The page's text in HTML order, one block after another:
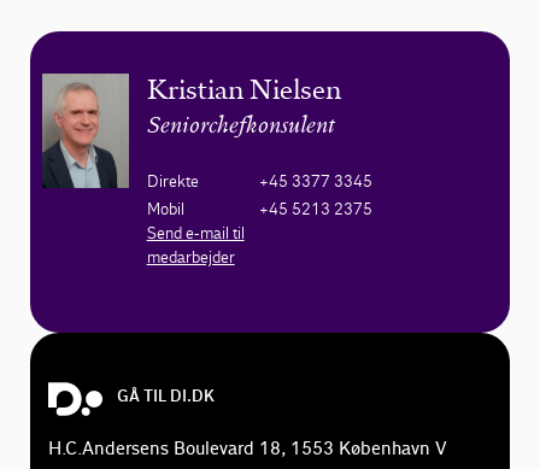
Kristian Nielsen
Seniorchefkonsulent
Direkte
+45 3377 3345
Mobil
+45 5213 2375
Send e-mail til
medarbejder
GÅ TIL DI.DK
H.C.Andersens Boulevard 18, 1553 København V